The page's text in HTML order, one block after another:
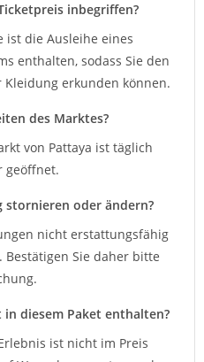
inbegriffen?
ist die Ausleihe eines
enthalten, sodass Sie den
erkunden können.
des Marktes?
von Pattaya ist täglich
geöffnet.
stornieren oder ändern?
nicht erstattungsfähig
Sie daher bitte
diesem Paket enthalten?
ist nicht im Preis